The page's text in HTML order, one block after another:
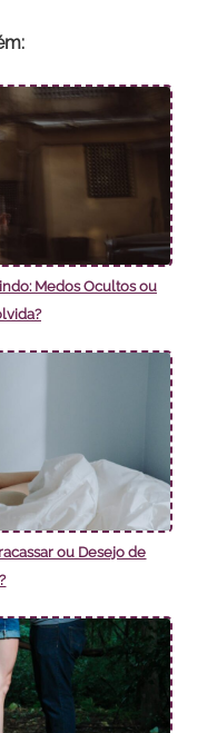
Medos Ocultos ou
ou Desejo de